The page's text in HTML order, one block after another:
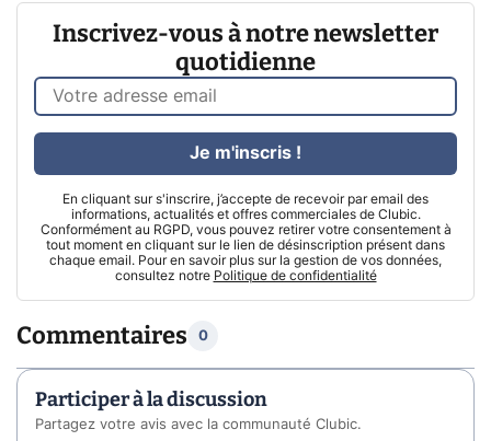
Inscrivez-vous à notre newsletter
quotidienne
En cliquant sur s'inscrire, j’accepte de recevoir par email des
informations, actualités et offres commerciales de Clubic.
Conformément au RGPD, vous pouvez retirer votre consentement à
tout moment en cliquant sur le lien de désinscription présent dans
chaque email. Pour en savoir plus sur la gestion de vos données,
consultez notre Politique de confidentialité
Je m'inscris !
Commentaires 0
Participer à la discussion
Partagez votre avis avec la communauté Clubic.